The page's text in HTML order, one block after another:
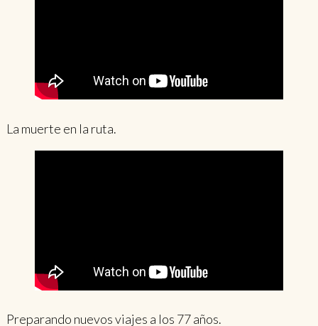
La muerte en la ruta.
Preparando nuevos viajes a los 77 años.